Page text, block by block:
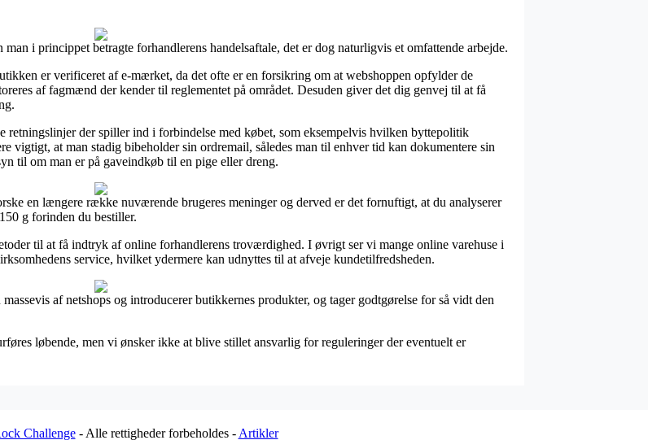
i princippet betragte forhandlerens handelsaftale, det er dog naturligvis et omfattende arbejde.
er verificeret af e-mærket, da det ofte er en forsikring om at webshoppen opfylder de
af fagmænd der kender til reglementet på området. Desuden giver det dig genvej til at få
retningslinjer der spiller ind i forbindelse med købet, som eksempelvis hvilken byttepolitik
vigtigt, at man stadig bibeholder sin ordremail, således man til enhver tid kan dokumentere sin
til om man er på gaveindkøb til en pige eller dreng.
en længere række nuværende brugeres meninger og derved er det fornuftigt, at du analyserer
g forinden du bestiller.
til at få indtryk af online forhandlerens troværdighed. I øvrigt ser vi mange online varehuse i
service, hvilket ydermere kan udnyttes til at afveje kundetilfredsheden.
af netshops og introducerer butikkernes produkter, og tager godtgørelse for så vidt den
løbende, men vi ønsker ikke at blive stillet ansvarlig for reguleringer der eventuelt er
Challenge- Alle rettigheder forbeholdes - Artikler